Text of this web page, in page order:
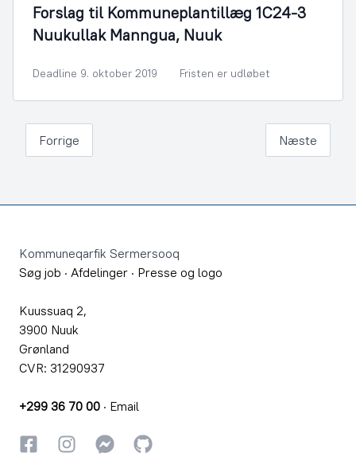
Forslag til Kommuneplantillæg 1C24-3
Nuukullak Manngua, Nuuk
Deadline 9. oktober 2019 Fristen er udløbet
Forrige Næste
Kommuneqarfik Sermersooq
Søg job · Afdelinger · Presse og logo
Kuussuaq 2,
3900 Nuuk
Grønland
CVR: 31290937
+299 36 70 00 · Email
FacebookInstagramInstagram
GitHub